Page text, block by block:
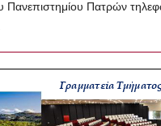
Πανεπιστημίου Πατρών